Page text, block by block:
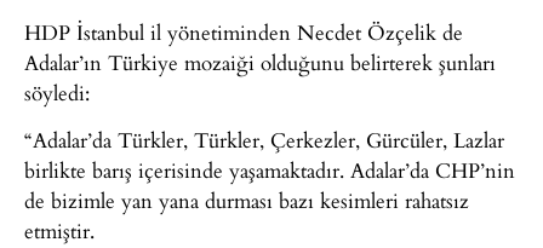
HDP İstanbul il yönetiminden Necdet Özçelik de
Adalar’ın Türkiye mozaiği olduğunu belirterek şunları
söyledi:
“Adalar’da Türkler, Türkler, Çerkezler, Gürcüler, Lazlar
birlikte barış içerisinde yaşamaktadır. Adalar’da CHP’nin
de bizimle yan yana durması bazı kesimleri rahatsız
etmiştir.